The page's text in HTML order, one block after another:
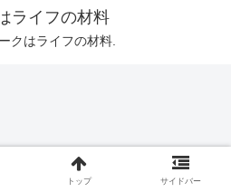
ライフの材料
クはライフの材料.
トップ サイドバー